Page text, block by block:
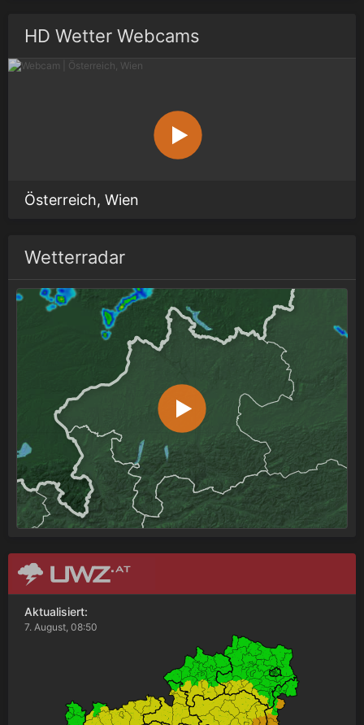
HD Wetter Webcams
Österreich, Wien
Wetterradar
Aktualisiert:
7. August, 08:50